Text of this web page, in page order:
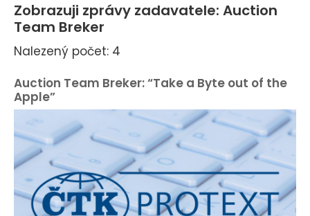
Zobrazuji zprávy zadavatele: Auction
Team Breker
Nalezený počet: 4
Auction Team Breker: “Take a Byte out of the
Apple”